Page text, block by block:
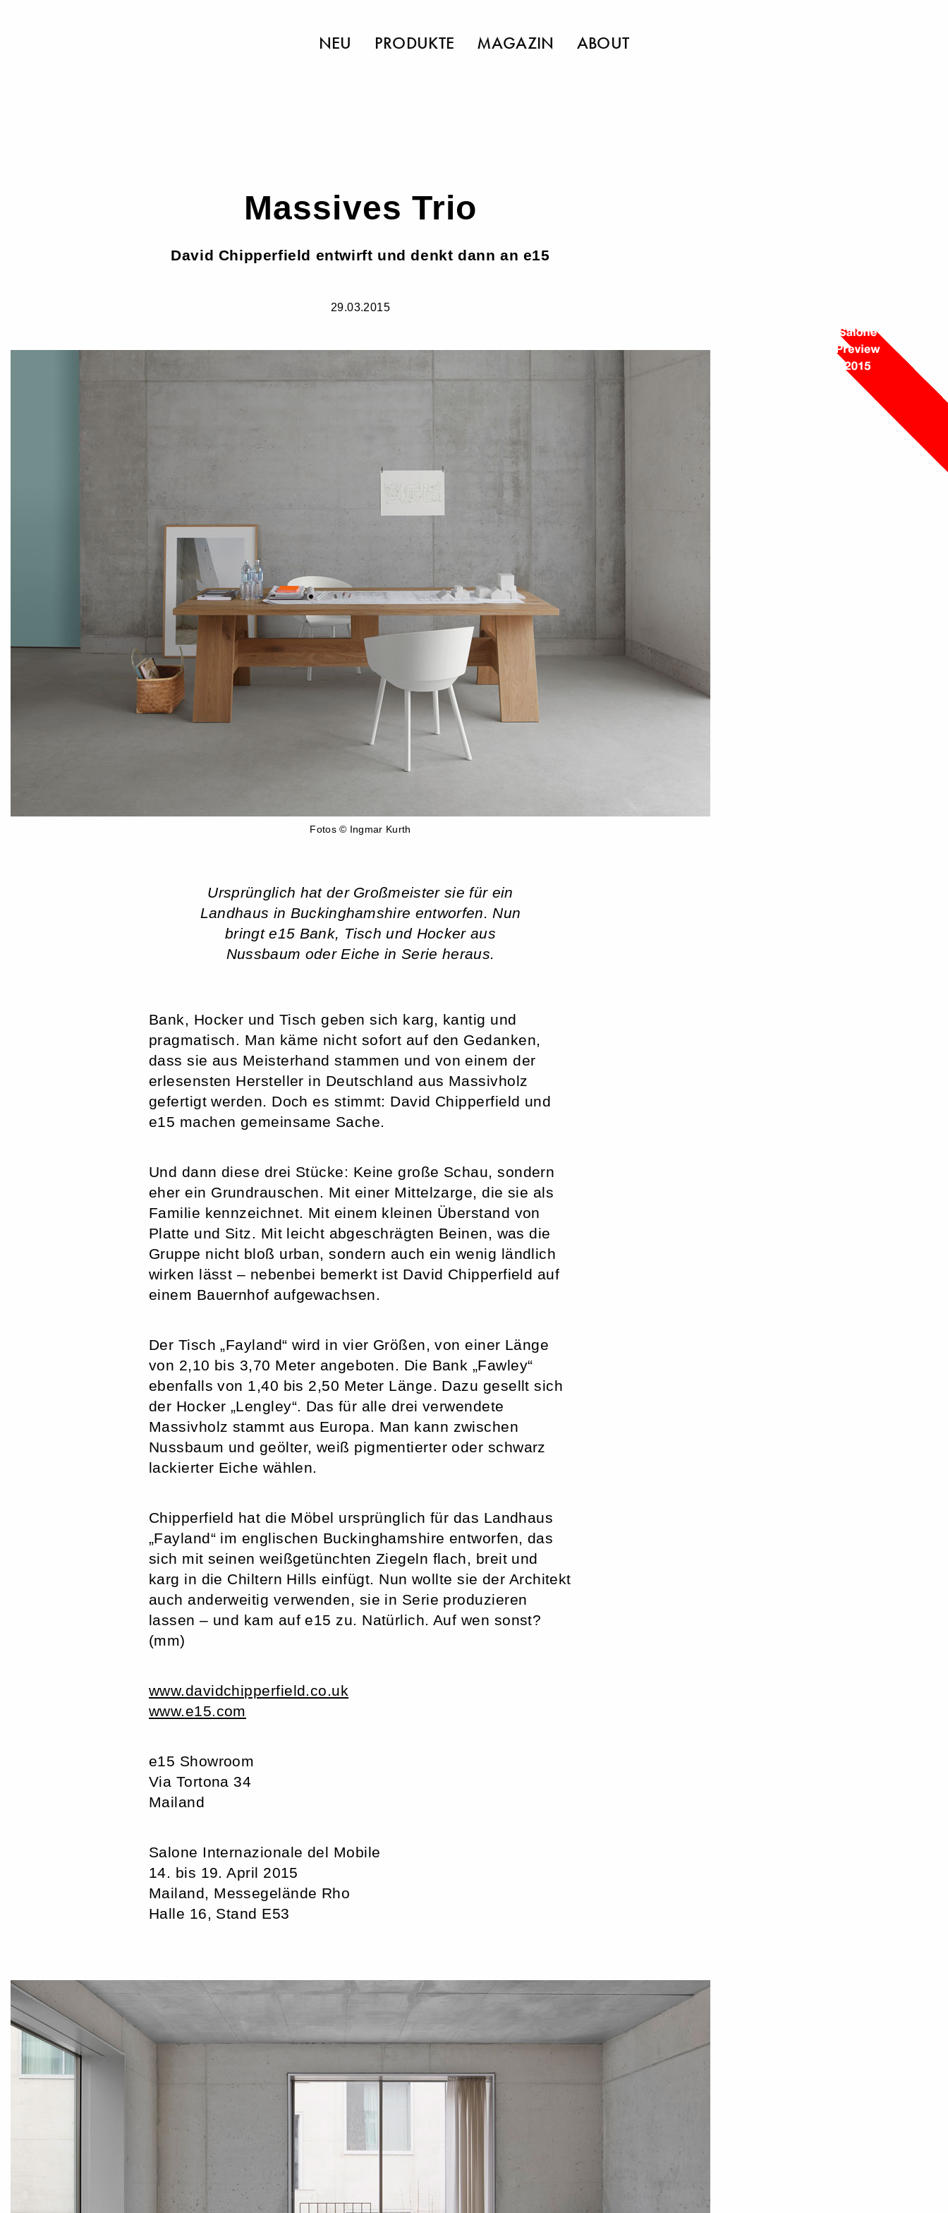
NEU PRODUKTE MAGAZIN ABOUT
Massives Trio
David Chipperfield entwirft und denkt dann an e15
29.03.2015
Fotos © Ingmar Kurth
Ursprünglich hat der Großmeister sie für ein
Landhaus in Buckinghamshire entworfen. Nun
bringt e15 Bank, Tisch und Hocker aus
Nussbaum oder Eiche in Serie heraus.
Bank, Hocker und Tisch geben sich karg, kantig und
pragmatisch. Man käme nicht sofort auf den Gedanken,
dass sie aus Meisterhand stammen und von einem der
erlesensten Hersteller in Deutschland aus Massivholz
gefertigt werden. Doch es stimmt: David Chipperfield und
e15 machen gemeinsame Sache.
Und dann diese drei Stücke: Keine große Schau, sondern
eher ein Grundrauschen. Mit einer Mittelzarge, die sie als
Familie kennzeichnet. Mit einem kleinen Überstand von
Platte und Sitz. Mit leicht abgeschrägten Beinen, was die
Gruppe nicht bloß urban, sondern auch ein wenig ländlich
wirken lässt – nebenbei bemerkt ist David Chipperfield auf
einem Bauernhof aufgewachsen.
Der Tisch „Fayland“ wird in vier Größen, von einer Länge
von 2,10 bis 3,70 Meter angeboten. Die Bank „Fawley“
ebenfalls von 1,40 bis 2,50 Meter Länge. Dazu gesellt sich
der Hocker „Lengley“. Das für alle drei verwendete
Massivholz stammt aus Europa. Man kann zwischen
Nussbaum und geölter, weiß pigmentierter oder schwarz
lackierter Eiche wählen.
Chipperfield hat die Möbel ursprünglich für das Landhaus
„Fayland“ im englischen Buckinghamshire entworfen, das
sich mit seinen weißgetünchten Ziegeln flach, breit und
karg in die Chiltern Hills einfügt. Nun wollte sie der Architekt
auch anderweitig verwenden, sie in Serie produzieren
lassen – und kam auf e15 zu. Natürlich. Auf wen sonst?
(mm)
www.davidchipperfield.co.uk
www.e15.com
e15 Showroom
Via Tortona 34
Mailand
Salone Internazionale del Mobile
14. bis 19. April 2015
Mailand, Messegelände Rho
Halle 16, Stand E53